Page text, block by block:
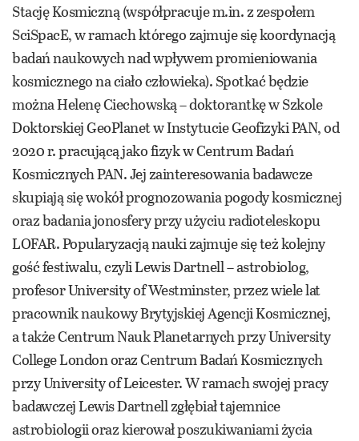
Stację Kosmiczną (współpracuje m.in. z zespołem
SciSpacE, w ramach którego zajmuje się koordynacją
badań naukowych nad wpływem promieniowania
kosmicznego na ciało człowieka). Spotkać będzie
można Helenę Ciechowską – doktorantkę w Szkole
Doktorskiej GeoPlanet w Instytucie Geofizyki PAN, od
2020 r. pracującą jako fizyk w Centrum Badań
Kosmicznych PAN. Jej zainteresowania badawcze
skupiają się wokół prognozowania pogody kosmicznej
oraz badania jonosfery przy użyciu radioteleskopu
LOFAR. Popularyzacją nauki zajmuje się też kolejny
gość festiwalu, czyli Lewis Dartnell – astrobiolog,
profesor University of Westminster, przez wiele lat
pracownik naukowy Brytyjskiej Agencji Kosmicznej,
a także Centrum Nauk Planetarnych przy University
College London oraz Centrum Badań Kosmicznych
przy University of Leicester. W ramach swojej pracy
badawczej Lewis Dartnell zgłębiał tajemnice
astrobiologii oraz kierował poszukiwaniami życia